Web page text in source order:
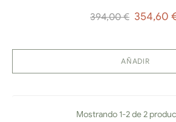
Precio
394,00 € Precio
354,60
AÑADIR
Mostrando 1-2 de 2